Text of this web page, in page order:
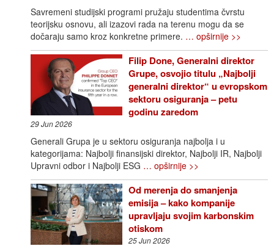
Savremeni studijski programi pružaju studentima čvrstu
teorijsku osnovu, ali izazovi rada na terenu mogu da se
dočaraju samo kroz konkretne primere. … opširnije >>
Filip Done, Generalni direktor
Grupe, osvojio titulu „Najbolji
generalni direktor“ u evropskom
sektoru osiguranja – petu
godinu zaredom
29 Jun 2026
Generali Grupa je u sektoru osiguranja najbolja i u
kategorijama: Najbolji finansijski direktor, Najbolji IR, Najbolji
Upravni odbor i Najbolji ESG … opširnije >>
Od merenja do smanjenja
emisija – kako kompanije
upravljaju svojim karbonskim
otiskom
25 Jun 2026